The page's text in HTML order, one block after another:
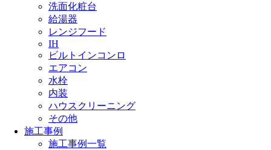
洗面化粧台
給湯器
レンジフード
IH
ビルトインコンロ
エアコン
水栓
内装
ハウスクリーニング
その他
施工事例
施工事例一覧